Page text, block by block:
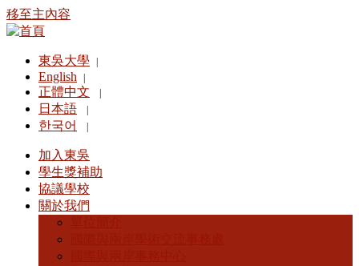
移至主內容
東吳大學
English
正體中文
日本語
한국어
加入東吳
學生獎補助
協議學校
關於我們